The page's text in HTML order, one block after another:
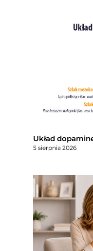
Układ
5 sierpnia 2026